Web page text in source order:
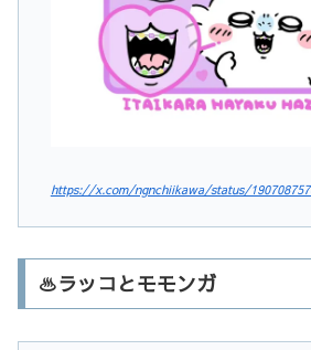
https://x.com/ngnchiikawa/status/
♨️ラッコとモモンガ